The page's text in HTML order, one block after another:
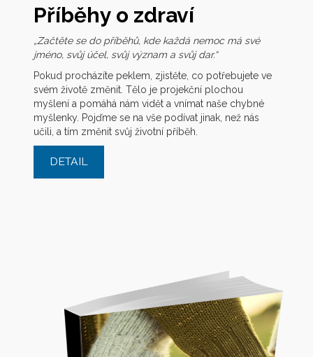
Příběhy o zdraví
„Začtěte se do příběhů, kde každá nemoc má své
jméno, svůj účel, svůj význam a svůj dar.“
Pokud procházíte peklem, zjistěte, co potřebujete ve
svém životě změnit. Tělo je projekční plochou
myšlení a pomáhá nám vidět a vnímat naše chybné
myšlenky. Pojďme se na vše podívat jinak, než nás
učili, a tím změnit svůj životní příběh.
DETAIL